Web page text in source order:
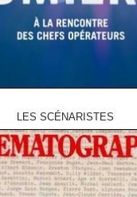
LES SCÉNARISTES